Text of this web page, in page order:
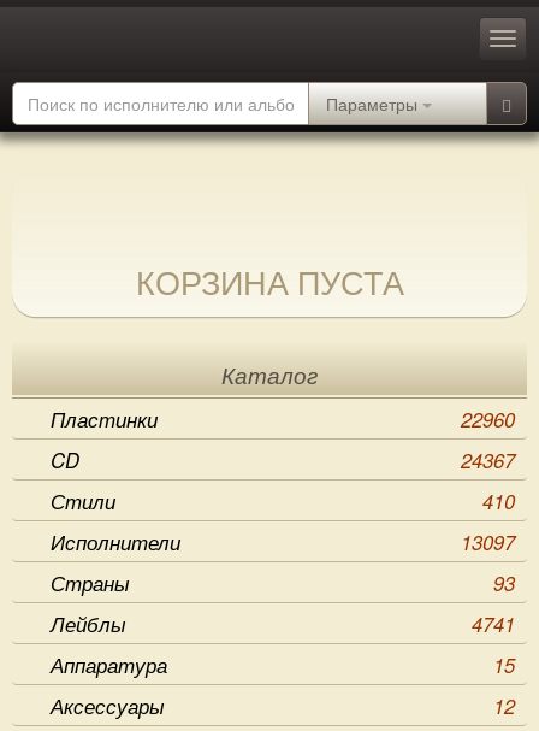
Параметры
КОРЗИНА ПУСТА
Каталог
Пластинки
22960
CD
24367
Стили
410
Исполнители
13097
Страны
93
Лейблы
4741
Аппаратура
15
Аксессуары
12